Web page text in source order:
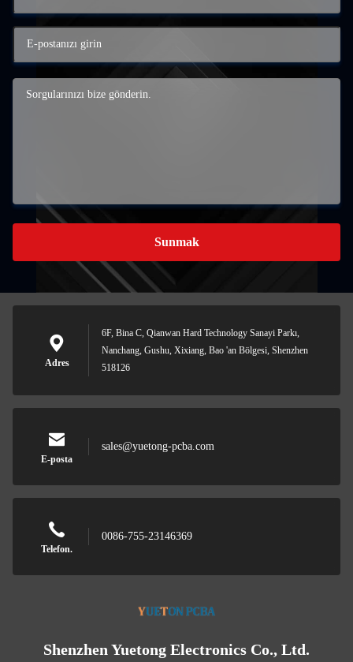
Sunmak
Adres
6F, Bina C, Qianwan Hard Technology Sanayi Parkı,
Nanchang, Gushu, Xixiang, Bao 'an Bölgesi, Shenzhen
518126
E-posta
sales@yuetong-pcba.com
Telefon.
0086-755-23146369
Shenzhen Yuetong Electronics Co., Ltd.